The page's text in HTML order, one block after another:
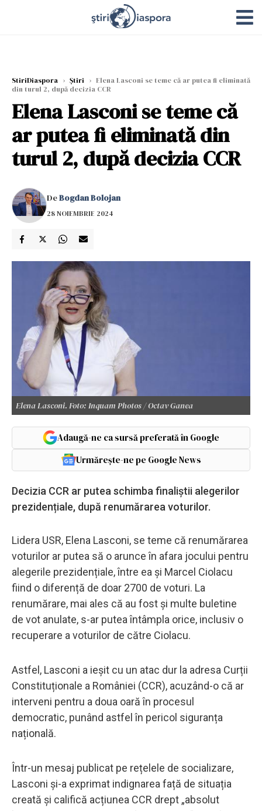
StiriDiaspora › Știri › Elena Lasconi se teme că ar putea fi eliminată
din turul 2, după decizia CCR
Elena Lasconi se teme că
ar putea fi eliminată din
turul 2, după decizia CCR
DeBogdan Bolojan
28 NOIEMBRIE 2024
Elena Lasconi. Foto: Inquam Photos / Octav Ganea
Adaugă-ne ca sursă preferată în Google
Urmărește-ne pe Google News
Decizia CCR ar putea schimba finaliștii alegerilor
prezidențiale, după renumărarea voturilor.
Lidera USR, Elena Lasconi, se teme că renumărarea
voturilor ar putea să o arunce în afara jocului pentru
alegerile prezidențiale, între ea și Marcel Ciolacu
fiind o diferență de doar 2700 de voturi. La
renumărare, mai ales că au fost și multe buletine
de vot anulate, s-ar putea întâmpla orice, inclusiv o
recuperare a voturilor de către Ciolacu.
Astfel, Lasconi a ieșit cu un atac dur la adresa Curții
Constituționale a României (CCR), acuzând-o că ar
interveni pentru a doua oară în procesul
democratic, punând astfel în pericol siguranța
națională.
Într-un mesaj publicat pe rețelele de socializare,
Lasconi și-a exprimat indignarea față de situația
creată și califică acțiunea CCR drept „absolut